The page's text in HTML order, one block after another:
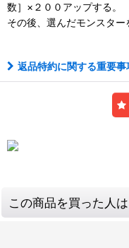
数］×２００アップする。
その後、選んだモンスター
返品特約に関する重要事
この商品を買った人